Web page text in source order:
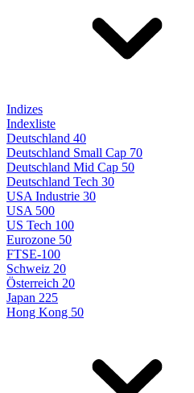
Indizes
Indexliste
Deutschland 40
Deutschland Small Cap 70
Deutschland Mid Cap 50
Deutschland Tech 30
USA Industrie 30
USA 500
US Tech 100
Eurozone 50
FTSE-100
Schweiz 20
Österreich 20
Japan 225
Hong Kong 50